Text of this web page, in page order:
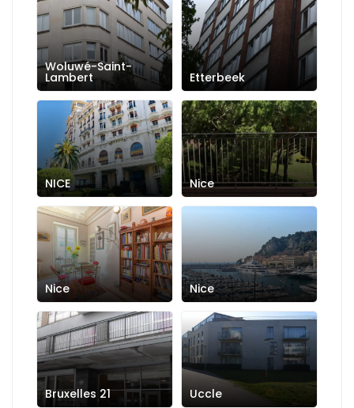
Woluwé-Saint-
Lambert Etterbeek
NICE Nice
Nice Nice
Bruxelles 21 Uccle